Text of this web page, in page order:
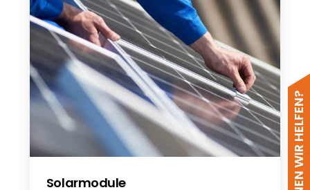
Solarmodule